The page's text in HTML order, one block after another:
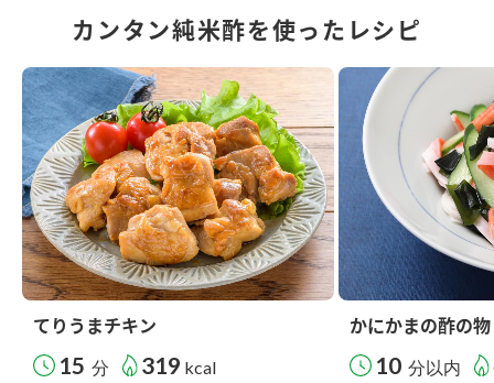
カンタン純米酢を使ったレシピ
てりうまチキン
15 分 319 kcal
かにかまの酢の物
10 分以内